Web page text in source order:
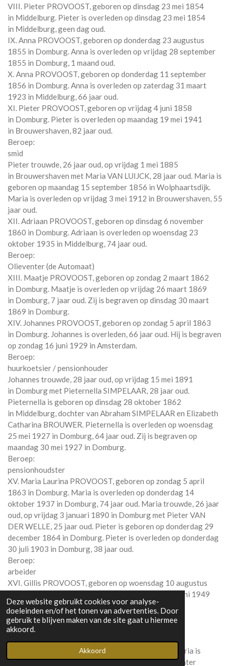
Deze website gebruikt cookies voor analyse-
doeleinden en/of het tonen van advertenties. Door
gebruik te blijven maken van de site gaat u hiermee
akkoord.
Akkoord
VIII. Pieter PROVOOST, geboren op dinsdag 23 mei 1854
in Middelburg . Pieter is overleden op dinsdag 23 mei 1854
in Middelburg , geen dag oud.
IX. Anna PROVOOST, geboren op donderdag 23 augustus
1855 in Domburg . Anna is overleden op vrijdag 28 september
1855 in Domburg , 1 maand oud.
X. Anna PROVOOST, geboren op donderdag 11 september
1856 in Domburg . Anna is overleden op zaterdag 31 maart
1923 in Middelburg , 66 jaar oud.
XI. Pieter PROVOOST, geboren op vrijdag 4 juni 1858
in Domburg . Pieter is overleden op maandag 19 mei 1941
in Brouwershaven , 82 jaar oud.
Beroep:
smid
Pieter trouwde, 26 jaar oud, op vrijdag 1 mei 1885
in Brouwershaven met Maria VAN LUIJCK , 28 jaar oud. Maria is
geboren op maandag 15 september 1856 in Wolphaartsdijk
Maria is overleden op vrijdag 3 mei 1912 in Brouwershaven , 55
jaar oud.
XII. Adriaan PROVOOST, geboren op dinsdag 6 november
1860 in Domburg . Adriaan is overleden op woensdag 23
oktober 1935 in Middelburg , 74 jaar oud.
Beroep:
Olieventer (de Automaat)
XIII. Maatje PROVOOST, geboren op zondag 2 maart 1862
in Domburg . Maatje is overleden op vrijdag 26 maart 1869
in Domburg , 7 jaar oud. Zij is begraven op dinsdag 30 maart
1869 in Domburg
XIV. Johannes PROVOOST, geboren op zondag 5 april 1863
in Domburg . Johannes is overleden, 66 jaar oud. Hij is begraven
op zondag 16 juni 1929 in Amsterdam
Beroep:
huurkoetsier / pensionhouder
Johannes trouwde, 28 jaar oud, op vrijdag 15 mei 1891
in Domburgmet Pieternella SIMPELAAR , 28 jaar oud.
Pieternella is geboren op dinsdag 28 oktober 1862
in Middelburg , dochter van Abraham SIMPELAAR en Elizabeth
Catharina BROUWER. Pieternella is overleden op woensdag
25 mei 1927 in Domburg , 64 jaar oud. Zij is begraven op
maandag 30 mei 1927 in Domburg
Beroep:
pensionhoudster
XV. Maria Laurina PROVOOST, geboren op zondag 5 april
1863 in Domburg . Maria is overleden op donderdag 14
oktober 1937 in Domburg , 74 jaar oud. Maria trouwde, 26 jaar
oud, op vrijdag 3 januari 1890 in Domburgmet Pieter VAN
DER WELLE , 25 jaar oud. Pieter is geboren op donderdag 29
december 1864 in Domburg . Pieter is overleden op donderdag
30 juli 1903 in Domburg , 38 jaar oud.
Beroep:
arbeider
XVI. Gillis PROVOOST, geboren op woensdag 10 augustus
. Gillis is overleden op dinsdag 7 juni 1949
inOostkapelle, 84 jaar oud.
Beroep:
Koetsier, bode
Maria PROVOOST
, 28 jaar oud. Maria is
geboren op donderdag 9 mei 1861 inDomburg, dochter